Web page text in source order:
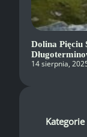
Dolina Pięciu
14 sierpnia,
Kategorie